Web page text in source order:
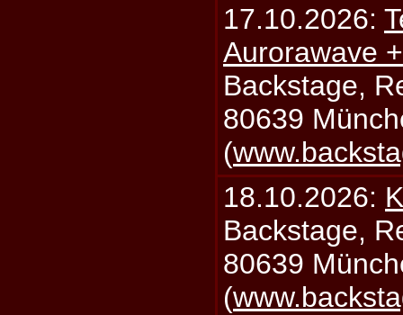
17.10.2026:
Aurorawave
Backstage,
80639
(
18.10.2026:
Backstage,
80639
(